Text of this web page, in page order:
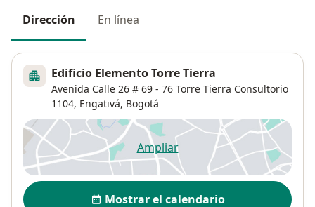
Dirección En línea
Edificio Elemento Torre Tierra
Avenida Calle 26 # 69 - 76 Torre Tierra Consultorio
1104, Engativá, Bogotá
Ampliarse abre en una nueva
Disponibilidad
Mostrar el calendario